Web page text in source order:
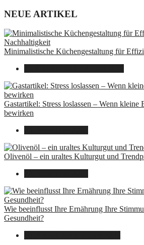
NEUE ARTIKEL
Minimalistische Küchengestaltung für
Gastartikel: Stress loslassen – Wenn kleine
bewirken
Olivenöl – ein uraltes Kulturgut und
Wie beeinflusst Ihre Ernährung Ihre
Gesundheit?